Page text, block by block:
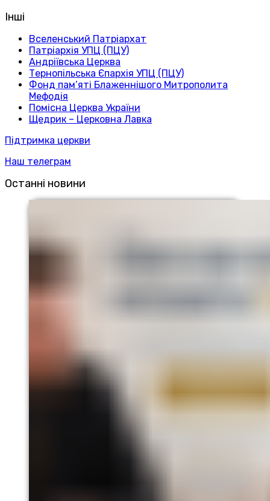
Інші
Вселенський Патріархат
Патріархія УПЦ (ПЦУ)
Андріївська Церква
Тернопільська Єпархія УПЦ (ПЦУ)
Фонд пам’яті Блаженнішого Митрополита
Мефодія
Помісна Церква України
Щедрик – Церковна Лавка
Підтримка церкви
Наш телеграм
Останні новини